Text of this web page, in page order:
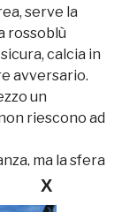
serve la
rossoblù
calcia in
avversario.
un
riescono ad
ma la sfera
Di
X